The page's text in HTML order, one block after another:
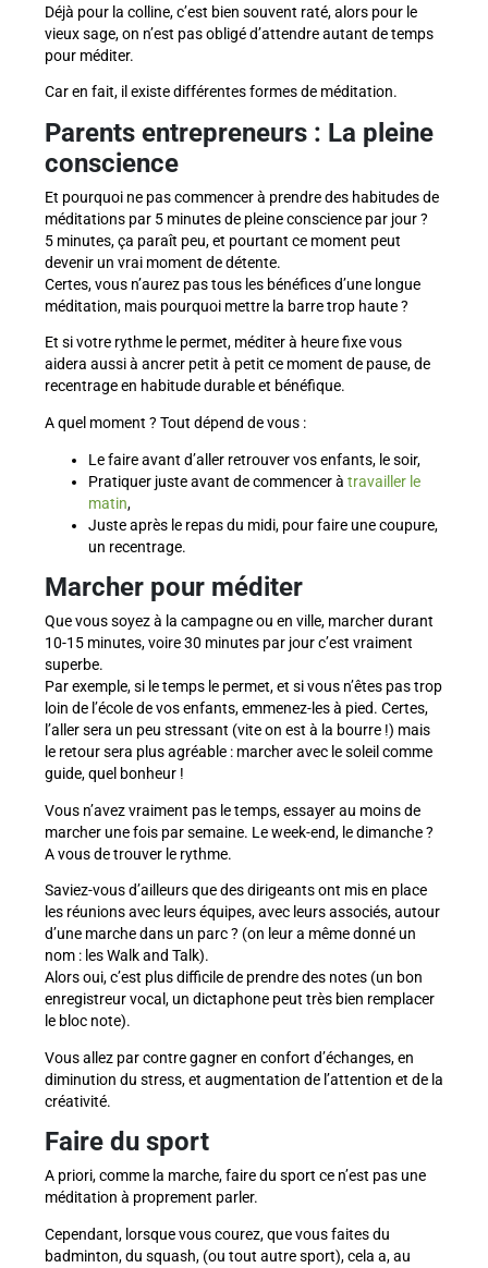
Déjà pour la colline, c’est bien souvent raté, alors pour le
vieux sage, on n’est pas obligé d’attendre autant de temps
pour méditer.
Car en fait, il existe différentes formes de méditation.
Parents entrepreneurs : La pleine
conscience
Et pourquoi ne pas commencer à prendre des habitudes de
méditations par 5 minutes de pleine conscience par jour ?
5 minutes, ça paraît peu, et pourtant ce moment peut
devenir un vrai moment de détente.
Certes, vous n’aurez pas tous les bénéfices d’une longue
méditation, mais pourquoi mettre la barre trop haute ?
Et si votre rythme le permet, méditer à heure fixe vous
aidera aussi à ancrer petit à petit ce moment de pause, de
recentrage en habitude durable et bénéfique.
A quel moment ? Tout dépend de vous :
Le faire avant d’aller retrouver vos enfants, le soir,
Pratiquer juste avant de commencer à travailler le
matin,
Juste après le repas du midi, pour faire une coupure,
un recentrage.
Marcher pour méditer
Que vous soyez à la campagne ou en ville, marcher durant
10-15 minutes, voire 30 minutes par jour c’est vraiment
superbe.
Par exemple, si le temps le permet, et si vous n’êtes pas trop
loin de l’école de vos enfants, emmenez-les à pied. Certes,
l’aller sera un peu stressant (vite on est à la bourre !) mais
le retour sera plus agréable : marcher avec le soleil comme
guide, quel bonheur !
Vous n’avez vraiment pas le temps, essayer au moins de
marcher une fois par semaine. Le week-end, le dimanche ?
A vous de trouver le rythme.
Saviez-vous d’ailleurs que des dirigeants ont mis en place
les réunions avec leurs équipes, avec leurs associés, autour
d’une marche dans un parc ? (on leur a même donné un
nom : les Walk and Talk).
Alors oui, c’est plus difficile de prendre des notes (un bon
enregistreur vocal, un dictaphone peut très bien remplacer
le bloc note).
Vous allez par contre gagner en confort d’échanges, en
diminution du stress, et augmentation de l’attention et de la
créativité.
Faire du sport
A priori, comme la marche, faire du sport ce n’est pas une
méditation à proprement parler.
Cependant, lorsque vous courez, que vous faites du
badminton, du squash, (ou tout autre sport), cela a, au